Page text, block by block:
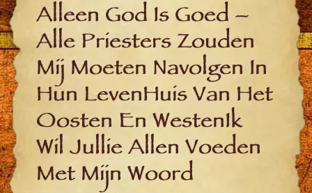
Alleen God Is Goed –
Alle Priesters Zouden
Mij Moeten Navolgen In
Hun LevenHuis Van Het
Oosten En WestenIk
Wil Jullie Allen Voeden
Met Mijn Woord